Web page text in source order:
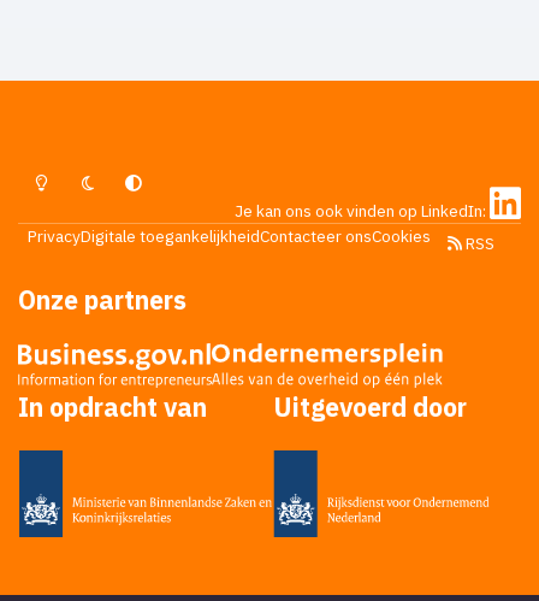
Lichte ModusDonkere ModusSysteemvoorkeur
Je kan ons ook vinden op LinkedIn:
PrivacyDigitale toegankelijkheidContacteer onsCookies RSS
Onze partners
In opdracht van Uitgevoerd door